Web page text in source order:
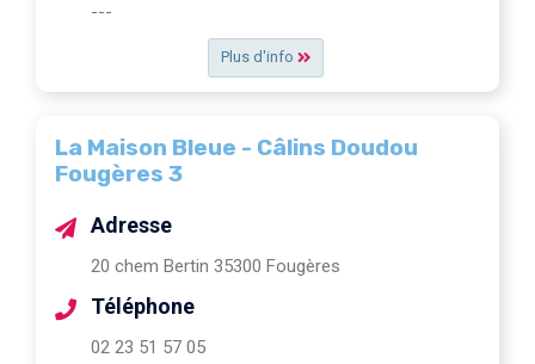
Plus d'info
---
La Maison Bleue - Câlins Doudou
Fougères 3
Adresse
20 chem Bertin 35300 Fougères
Téléphone
02 23 51 57 05